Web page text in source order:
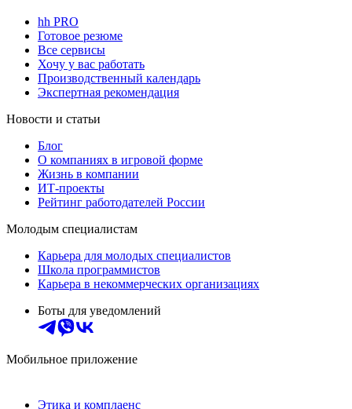
hh PRO
Готовое резюме
Все сервисы
Хочу у вас работать
Производственный календарь
Экспертная рекомендация
Новости и статьи
Блог
О компаниях в игровой форме
Жизнь в компании
ИТ-проекты
Рейтинг работодателей России
Молодым специалистам
Карьера для молодых специалистов
Школа программистов
Карьера в некоммерческих организациях
Боты для уведомлений
Мобильное приложение
Этика и комплаенс